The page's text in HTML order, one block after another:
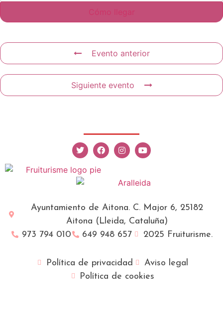
Evento anterior
Siguiente evento
Ayuntamiento de Aitona. C. Major 6, 25182
Aitona (Lleida, Cataluña)
973 794 010
649 948 657 2025 Fruiturisme.
Política de privacidad
Aviso legal
Política de cookies